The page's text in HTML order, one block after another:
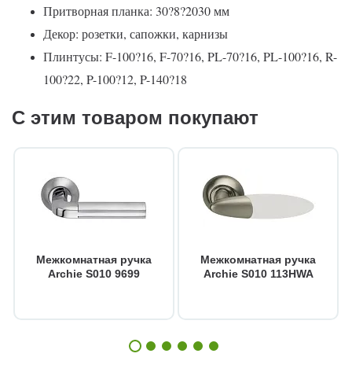
Притворная планка: 30?8?2030 мм
Декор: розетки, сапожки, карнизы
Плинтусы: F-100?16, F-70?16, PL-70?16, PL-100?16, R-
100?22, P-100?12, P-140?18
С этим товаром покупают
Межкомнатная ручка
Archie S010 9699
Межкомнатная ручка
Archie S010 113HWA